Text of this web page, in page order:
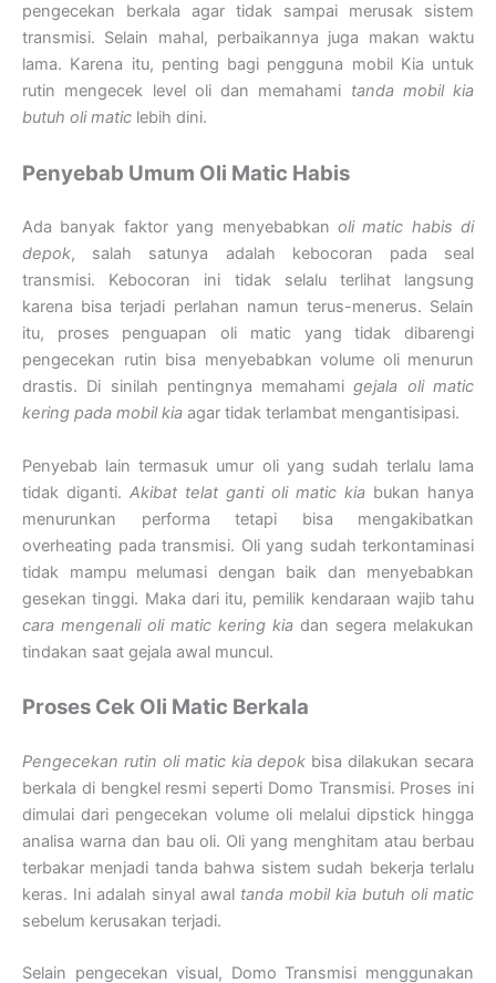
pengecekan berkala agar tidak sampai merusak sistem
transmisi. Selain mahal, perbaikannya juga makan waktu
lama. Karena itu, penting bagi pengguna mobil Kia untuk
rutin mengecek level oli dan memahami tanda mobil kia
butuh oli matic lebih dini.
Penyebab Umum Oli Matic Habis
Ada banyak faktor yang menyebabkan oli matic habis di
depok, salah satunya adalah kebocoran pada seal
transmisi. Kebocoran ini tidak selalu terlihat langsung
karena bisa terjadi perlahan namun terus-menerus. Selain
itu, proses penguapan oli matic yang tidak dibarengi
pengecekan rutin bisa menyebabkan volume oli menurun
drastis. Di sinilah pentingnya memahamigejala oli matic
kering pada mobil kia agar tidak terlambat mengantisipasi.
Penyebab lain termasuk umur oli yang sudah terlalu lama
tidak diganti. Akibat telat ganti oli matic kia bukan hanya
menurunkan performa tetapi bisa mengakibatkan
overheating pada transmisi. Oli yang sudah terkontaminasi
tidak mampu melumasi dengan baik dan menyebabkan
gesekan tinggi. Maka dari itu, pemilik kendaraan wajib tahu
cara mengenali oli matic kering kia dan segera melakukan
tindakan saat gejala awal muncul.
Proses Cek Oli Matic Berkala
Pengecekan rutin oli matic kia depok bisa dilakukan secara
berkala di bengkel resmi seperti Domo Transmisi. Proses ini
dimulai dari pengecekan volume oli melalui dipstick hingga
analisa warna dan bau oli. Oli yang menghitam atau berbau
terbakar menjadi tanda bahwa sistem sudah bekerja terlalu
keras. Ini adalah sinyal awal tanda mobil kia butuh oli matic
sebelum kerusakan terjadi.
Selain pengecekan visual, Domo Transmisi menggunakan